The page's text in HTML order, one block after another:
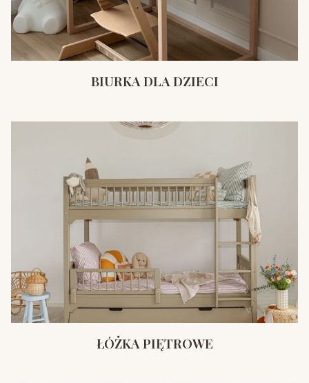
BIURKA DLA DZIECI
ŁÓŻKA PIĘTROWE